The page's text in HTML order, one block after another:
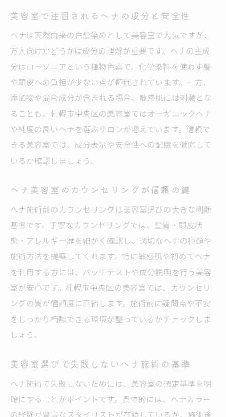
美容室で注目されるヘナの成分と安全性
ヘナは天然由来の白髪染めとして美容室で人気ですが、
万人向けかどうかは成分の理解が重要です。ヘナの主成
分はローソニアという植物色素で、化学染料を使わず髪
や頭皮への負担が少ない点が評価されています。一方、
添加物や混合成分が含まれる場合、敏感肌には刺激とな
ることも。札幌市中央区の美容室ではオーガニックヘナ
や純度の高いヘナを選ぶサロンが増えています。信頼で
きる美容室では、成分表示や安全性への配慮を徹底して
いるか確認しましょう。
ヘナ美容室のカウンセリングが信頼の鍵
ヘナ施術前のカウンセリングは美容室選びの大きな判断
基準です。丁寧なカウンセリングでは、髪質・頭皮状
態・アレルギー歴を細かく確認し、適切なヘナの種類や
施術方法を提案してくれます。特に敏感肌や初めてヘナ
を利用する方には、パッチテストや成分説明を行う美容
室が安心です。札幌市中央区の美容室では、カウンセリ
ングの質が信頼度に直結します。施術前に疑問点や不安
をしっかり相談できる環境が整っているかチェックしま
しょう。
美容室選びで失敗しないヘナ施術の基準
ヘナ施術で失敗しないためには、美容室の選定基準を明
確にすることがポイントです。具体的には、ヘナカラー
の経験が豊富なスタイリストが在籍しているか、施術後